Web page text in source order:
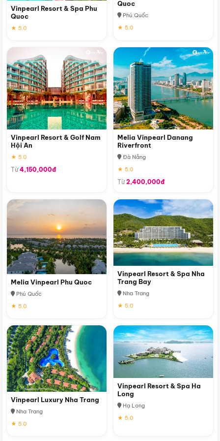
Vinpearl Resort & Spa Phu
Quoc
★ 5.0
Quoc
Phú Quốc
★ 5.0
Vinpearl Resort & Golf Nam
Hội An
★ 5.0
Từ4,150,000đ
Melia Vinpearl Danang
Riverfront
Đà Nẵng
★ 5.0
Từ2,400,000đ
Melia Vinpearl Phu Quoc
Phú Quốc
★ 5.0
Vinpearl Resort & Spa Nha
Trang Bay
Nha Trang
★ 5.0
Vinpearl Luxury Nha Trang
Nha Trang
★ 5.0
Vinpearl Resort & Spa Ha
Long
Hạ Long
★ 5.0